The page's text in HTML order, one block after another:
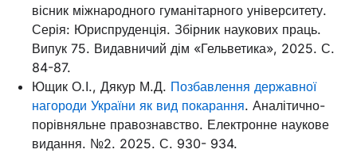
вісник міжнародного гуманітарного університету.
Серія: Юриспруденція. Збірник наукових праць.
Випук 75. Видавничий дім «Гельветика», 2025. С.
84-87.
Ющик О.І., Дякур М.Д. Позбавлення державної
нагороди України як вид покарання. Аналітично-
порівняльне правознавство. Електронне наукове
видання. №2. 2025. С. 930- 934.